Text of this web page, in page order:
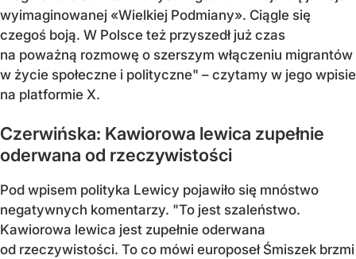
wyimaginowanej «Wielkiej Podmiany». Ciągle się
czegoś boją. W Polsce też przyszedł już czas
na poważną rozmowę o szerszym włączeniu migrantów
w życie społeczne i polityczne" – czytamy w jego wpisie
na platformie X.
Czerwińska: Kawiorowa lewica zupełnie
oderwana od rzeczywistości
Pod wpisem polityka Lewicy pojawiło się mnóstwo
negatywnych komentarzy. "To jest szaleństwo.
Kawiorowa lewica jest zupełnie oderwana
od rzeczywistości. To co mówi europoseł Śmiszek brzmi